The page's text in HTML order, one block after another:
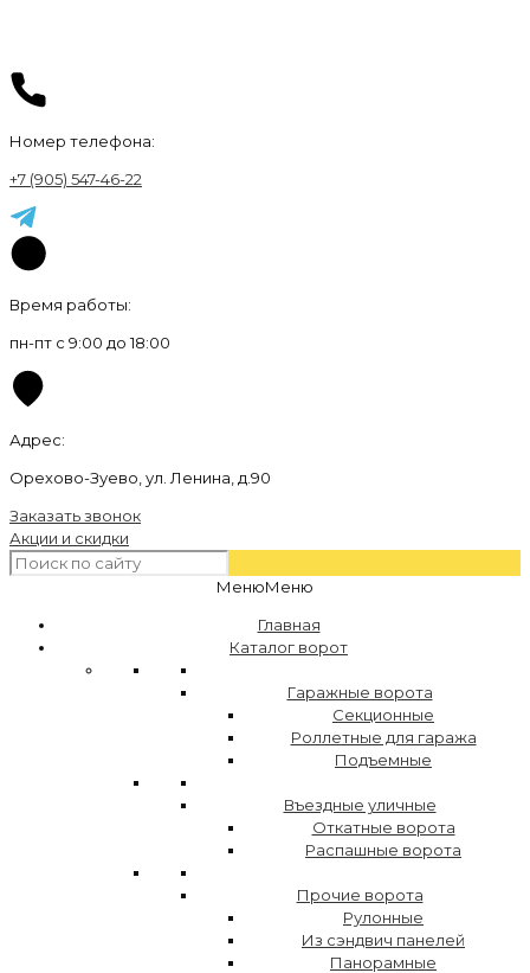
Номер телефона:
+7 (905) 547-46-22
Время работы:
пн-пт с 9:00 до 18:00
Адрес:
Орехово-Зуево, ул. Ленина, д.90
Заказать звонок
Акции и скидки
МенюМеню
Главная
Каталог ворот
Гаражные ворота
Секционные
Роллетные для гаража
Подъемные
Въездные уличные
Откатные ворота
Распашные ворота
Прочие ворота
Рулонные
Из сэндвич панелей
Панорамные